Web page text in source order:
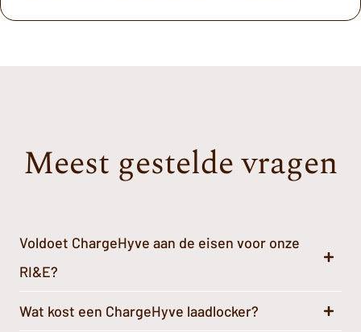
Meest gestelde vragen
Voldoet ChargeHyve aan de eisen voor onze
RI&E?
Wat kost een ChargeHyve laadlocker?